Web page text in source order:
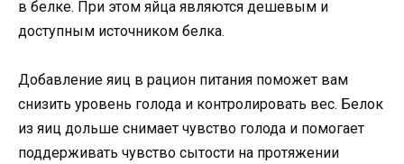
в белке. При этом яйца являются дешевым и
доступным источником белка.
Добавление яиц в рацион питания поможет вам
снизить уровень голода и контролировать вес. Белок
из яиц дольше снимает чувство голода и помогает
поддерживать чувство сытости на протяжении